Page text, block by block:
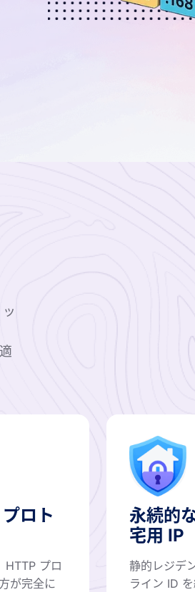
ロト
HTTP プロ
が完全に
永続的
宅用 IP
静的レジデ
ライン ID